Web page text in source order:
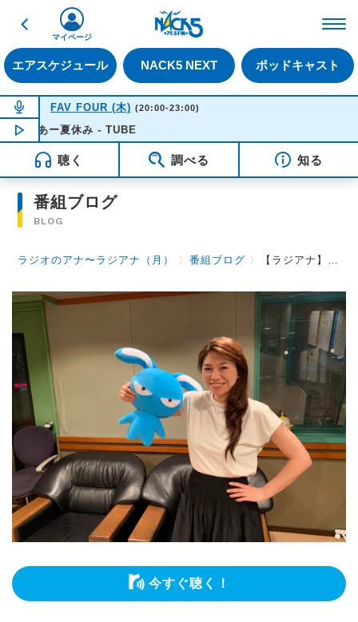
戻る
エアスケジュール NACK5 NEXT ポッドキャスト
マイページ
NOW ON AIR
FAV FOUR (木) (20:00-23:00)
NOW PLAYING 20:50
あー夏休み - TUBE
聴く 調べる 知る
番組ブログ
BLOG
ラジオのアナ〜ラジアナ（月） 〉番組ブログ 〉 【ラジアナ】敬老の日【月曜日】
今すぐ聴く！